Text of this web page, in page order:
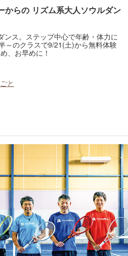
からの リズム系大人ソウルダン
ンス。ステップ中心で年齢・体力に
～のクラスで9/21(土)から無料体験
、お早めに！
と